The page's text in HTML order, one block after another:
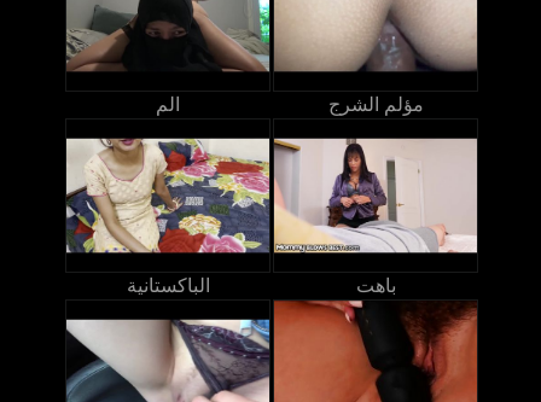
الم مؤلم الشرج
الباكستانية باهت